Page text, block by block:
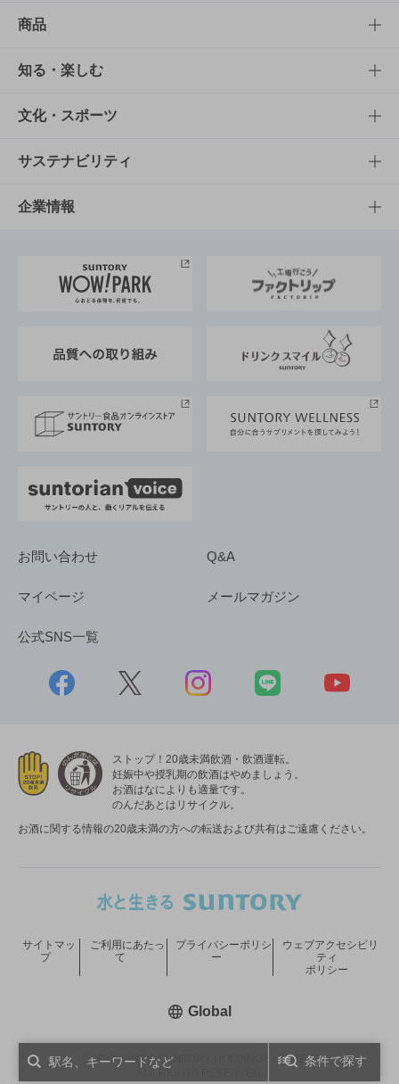
条件で探す
商品
商品TOP
商品一覧
商品発売情報
栄養成分一覧
知る・楽しむ
知る・楽しむTOP
キャンペーン
工場見学
地域情報
文化・スポーツ
文化・スポーツTOP
サントリーホール
サントリーサンバーズ大阪
サステナビリティ
サステナビリティTOP
サントリーが考えるサステナビリティ経営
企業情報
企業概要
採用情報
お問い合わせ Q&A
マイページ メールマガジン
公式SNS一覧
ストップ！20歳未満飲酒・飲酒運転。
妊娠中や授乳期の飲酒はやめましょう。
お酒はなによりも適量です。
のんだあとはリサイクル。
お酒に関する情報の20歳未満の方への転送および共有はご遠慮ください。
COPYRIGHT © SUNTORY HOLDINGS LIMITED.
サイトマッ
プ
ご利用にあたっ
て
プライバシーポリシ
ー
ウェブアクセシビリ
ティ
ポリシー
Global新しいウィンドウで開く